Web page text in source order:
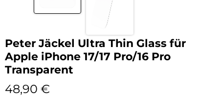
Peter Jäckel Ultra Thin Glass für
Apple iPhone 17/17 Pro/16 Pro
Transparent
48,90 €